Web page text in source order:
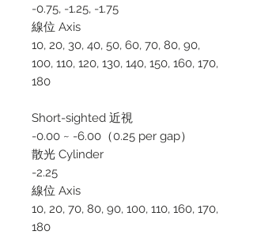
-0.75, -1.25, -1.75
線位 Axis
10, 20, 30, 40, 50, 60, 70, 80, 90,
100, 110, 120, 130, 140, 150, 160, 170,
180
Short-sighted 近視
-0.00 ~ -6.00（0.25 per gap）
散光 Cylinder
-2.25
線位 Axis
10, 20, 70, 80, 90, 100, 110, 160, 170,
180